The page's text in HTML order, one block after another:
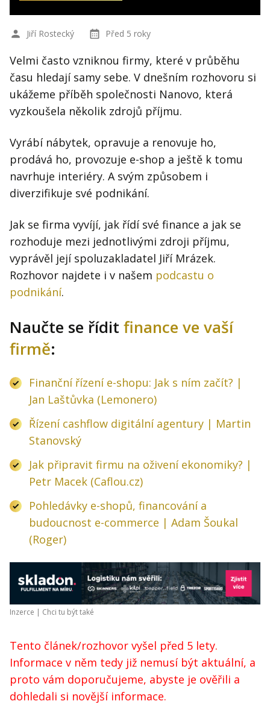
Jiří Rostecký Před 5 roky
Velmi často vzniknou firmy, které v průběhu
času hledají samy sebe. V dnešním rozhovoru si
ukážeme příběh společnosti Nanovo, která
vyzkoušela několik zdrojů příjmu.
Vyrábí nábytek, opravuje a renovuje ho,
prodává ho, provozuje e-shop a ještě k tomu
navrhuje interiéry. A svým způsobem i
diverzifikuje své podnikání.
Jak se firma vyvíjí, jak řídí své finance a jak se
rozhoduje mezi jednotlivými zdroji příjmu,
vyprávěl její spoluzakladatel Jiří Mrázek.
Rozhovor najdete i v našem podcastu o
podnikání.
Naučte se řídit finance ve vaší
firmě:
Finanční řízení e-shopu: Jak s ním začít? |
Jan Laštůvka (Lemonero)
Řízení cashflow digitální agentury | Martin
Stanovský
Jak připravit firmu na oživení ekonomiky? |
Petr Macek (Caflou.cz)
Pohledávky e-shopů, financování a
budoucnost e-commerce | Adam Šoukal
(Roger)
Inzerce | Chci tu být také
Tento článek/rozhovor vyšel před 5 lety.
Informace v něm tedy již nemusí být aktuální, a
proto vám doporučujeme, abyste je ověřili a
dohledali si novější informace.